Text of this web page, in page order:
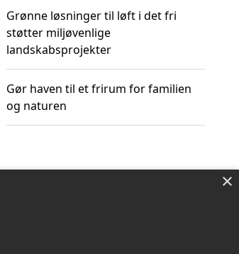
Grønne løsninger til løft i det fri
støtter miljøvenlige
landskabsprojekter
Gør haven til et frirum for familien
og naturen
×